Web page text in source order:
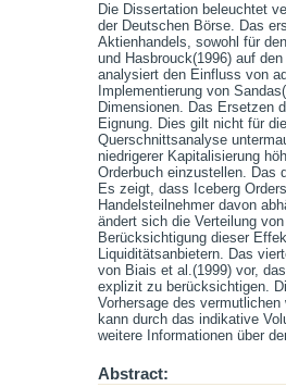
Die Dissertation beleuchtet
der Deutschen Börse. Das
Aktienhandels, sowohl für
und Hasbrouck(1996) auf
analysiert den Einfluss von
Implementierung von
Dimensionen. Das Ersetzen
Eignung. Dies gilt nicht für
Querschnittsanalyse
niedrigerer Kapitalisierung
Orderbuch einzustellen. Das
Es zeigt, dass Iceberg
Handelsteilnehmer davon
ändert sich die Verteilung
Berücksichtigung dieser
Liquiditätsanbietern. Das
von Biais et al.(1999) vor,
explizit zu berücksichtigen.
Vorhersage des
kann durch das indikative
weitere Informationen über
Abstract: